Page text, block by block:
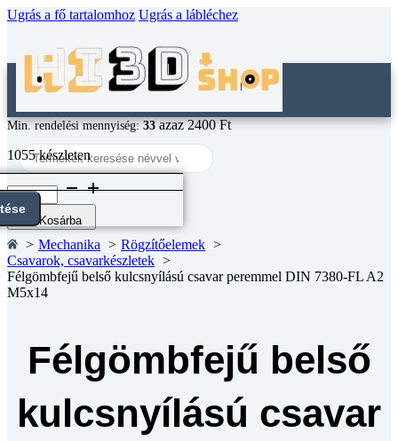
Ugrás a fő tartalomhoz Ugrás a lábléchez
Search
...
Min. rendelési mennyiség:33azaz 2400 Ft
1055 készleten
Félgömbfejű
belső
kulcsnyílású
csavar
peremmel
DIN
7380-
FL
mennyiség
Kosárba
Mechanika
Rögzítőelemek
Csavarok, csavarkészletek
Félgömbfejű belső kulcsnyílású csavar peremmel DIN 7380-FL A2
M5x14
Félgömbfejű belső
kulcsnyílású csavar